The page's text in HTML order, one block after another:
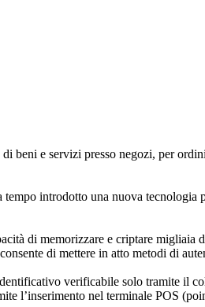
beni e servizi presso negozi, per
introdotto una nuova
di memorizzare e criptare
di mettere in atto metodi di
verificabile solo tramite il
l’inserimento nel terminale POS